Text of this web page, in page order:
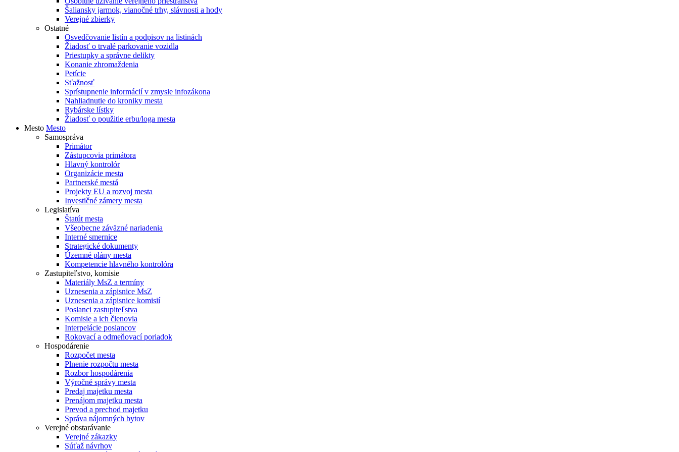
Šaliansky jarmok, vianočné trhy, slávnosti a hody
Verejné zbierky
Ostatné
Osvedčovanie listín a podpisov na listinách
Žiadosť o trvalé parkovanie vozidla
Priestupky a správne delikty
Konanie zhromaždenia
Petície
Sťažnosť
Sprístupnenie informácií v zmysle infozákona
Nahliadnutie do kroniky mesta
Rybárske lístky
Žiadosť o použitie erbu/loga mesta
Mesto Mesto
Samospráva
Primátor
Zástupcovia primátora
Hlavný kontrolór
Organizácie mesta
Partnerské mestá
Projekty EU a rozvoj mesta
Investičné zámery mesta
Legislatíva
Štatút mesta
Všeobecne záväzné nariadenia
Interné smernice
Strategické dokumenty
Územné plány mesta
Kompetencie hlavného kontrolóra
Zastupiteľstvo, komisie
Materiály MsZ a termíny
Uznesenia a zápisnice MsZ
Uznesenia a zápisnice komisií
Poslanci zastupiteľstva
Komisie a ich členovia
Interpelácie poslancov
Rokovací a odmeňovací poriadok
Hospodárenie
Rozpočet mesta
Plnenie rozpočtu mesta
Rozbor hospodárenia
Výročné správy mesta
Predaj majetku mesta
Prenájom majetku mesta
Prevod a prechod majetku
Správa nájomných bytov
Verejné obstarávanie
Verejné zákazky
Súťaž návrhov